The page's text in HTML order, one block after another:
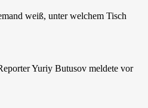
weiß, unter welchem Tisch
Yuriy Butusov meldete vor